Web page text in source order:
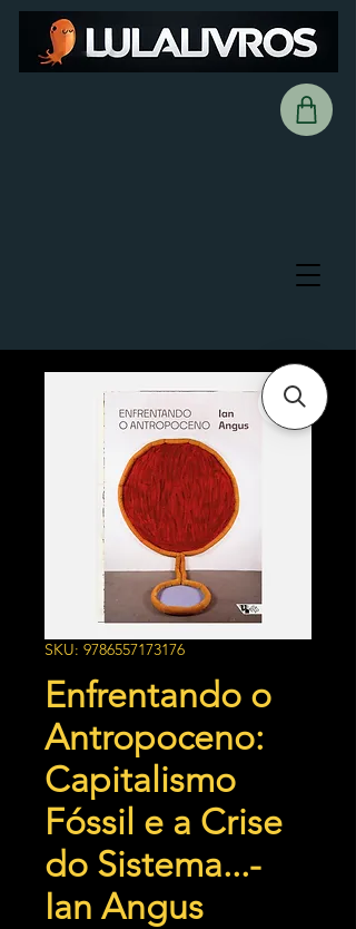
SKU: 9786557173176
Enfrentando o
Antropoceno:
Capitalismo
Fóssil e a Crise
do Sistema...-
Ian Angus